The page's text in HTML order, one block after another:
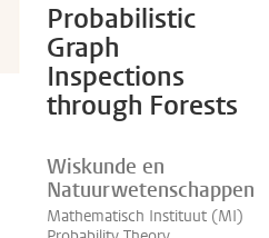
Probabilistic
Graph
Inspections
through Forests
Wiskunde en
Natuurwetenschappen
Mathematisch Instituut (MI)